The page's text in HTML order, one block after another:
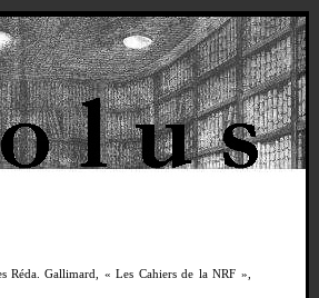
Réda. Gallimard, « Les Cahiers de la NRF »,